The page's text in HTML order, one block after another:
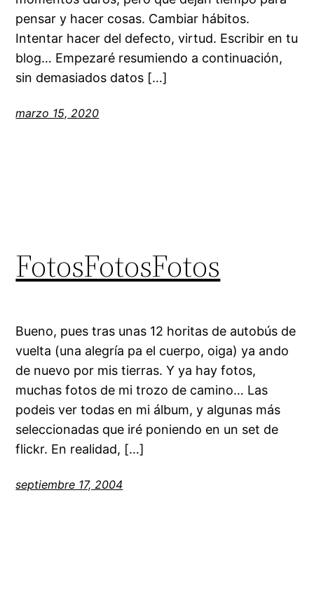
pensar y hacer cosas. Cambiar hábitos.
Intentar hacer del defecto, virtud. Escribir en tu
blog… Empezaré resumiendo a continuación,
sin demasiados datos […]
marzo 15, 2020
FotosFotosFotos
Bueno, pues tras unas 12 horitas de autobús de
vuelta (una alegría pa el cuerpo, oiga) ya ando
de nuevo por mis tierras. Y ya hay fotos,
muchas fotos de mi trozo de camino… Las
podeis ver todas en mi álbum, y algunas más
seleccionadas que iré poniendo en un set de
flickr. En realidad, […]
septiembre 17, 2004